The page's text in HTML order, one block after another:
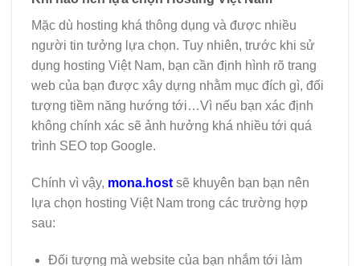
Mặc dù hosting khá thông dụng và được nhiều
người tin tưởng lựa chọn. Tuy nhiên, trước khi sử
dụng hosting Việt Nam, bạn cần định hình rõ trang
web của bạn được xây dựng nhằm mục đích gì, đối
tượng tiềm năng hướng tới…Vì nếu bạn xác định
không chính xác sẽ ảnh hưởng khá nhiều tới quá
trình SEO top Google.
Chính vì vậy, mona.host sẽ khuyên bạn bạn nên
lựa chọn hosting Việt Nam trong các trường hợp
sau:
Đối tượng mà website của bạn nhắm tới làm